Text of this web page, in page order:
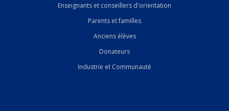
Enseignants et conseillers d'orientation
Parents et familles
Anciens élèves
Donateurs
Industrie et Communauté